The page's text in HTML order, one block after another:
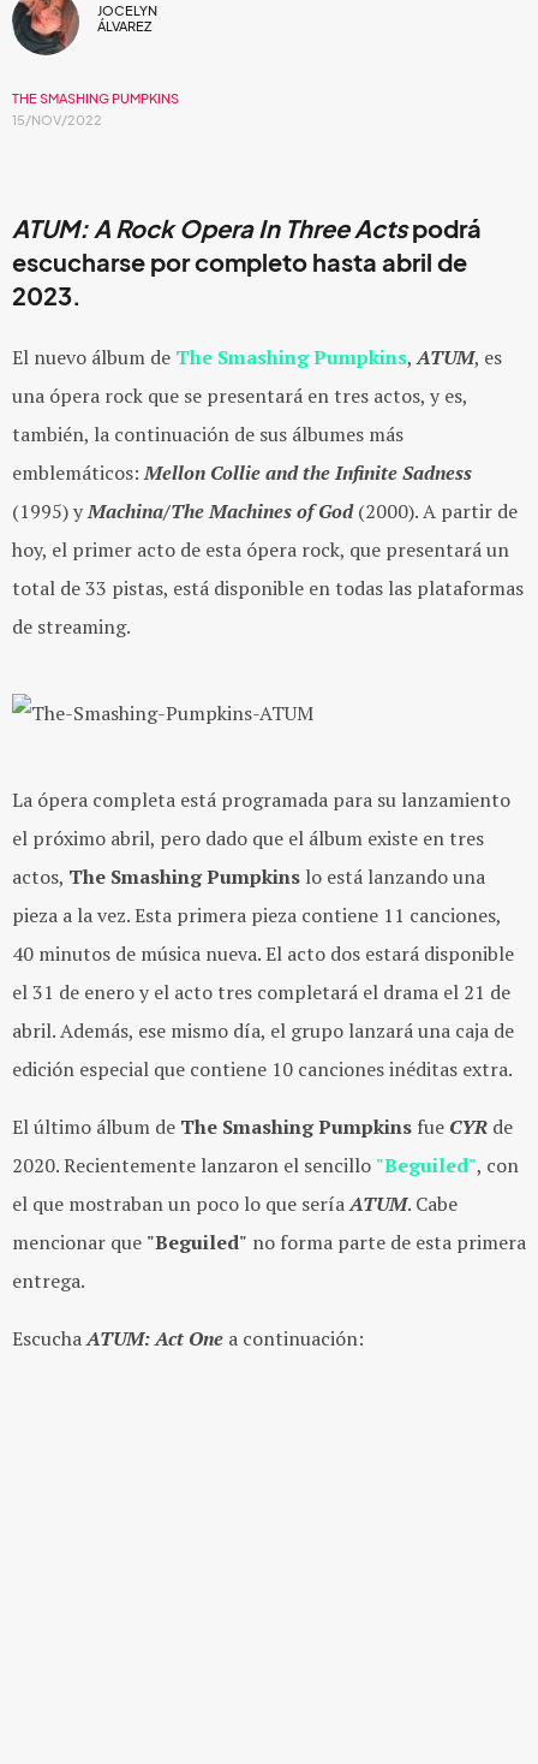
JOCELYN
ÁLVAREZ
THE SMASHING PUMPKINS
15/NOV/2022
ATUM: A Rock Opera In Three Actspodrá
escucharse por completo hasta abril de
2023.
El nuevo álbum de The Smashing Pumpkins,ATUM, es
una ópera rock que se presentará en tres actos, y es,
también, la continuación de sus álbumes más
emblemáticos:Mellon Collie and the Infinite Sadness
(1995) yMachina/The Machines of God (2000). A partir de
hoy, el primer acto de esta ópera rock, que presentará un
total de 33 pistas, está disponible en todas las plataformas
de streaming.
La ópera completa está programada para su lanzamiento
el próximo abril, pero dado que el álbum existe en tres
actos, The Smashing Pumpkins lo está lanzando una
pieza a la vez. Esta primera pieza contiene 11 canciones,
40 minutos de música nueva. El acto dos estará disponible
el 31 de enero y el acto tres completará el drama el 21 de
abril. Además, ese mismo día, el grupo lanzará una caja de
edición especial que contiene 10 canciones inéditas extra.
El último álbum de The Smashing Pumpkins fue CYR de
2020. Recientemente lanzaron el sencillo "Beguiled", con
el que mostraban un poco lo que seríaATUM. Cabe
mencionar que "Beguiled" no forma parte de esta primera
entrega.
EscuchaATUM: Act One a continuación: